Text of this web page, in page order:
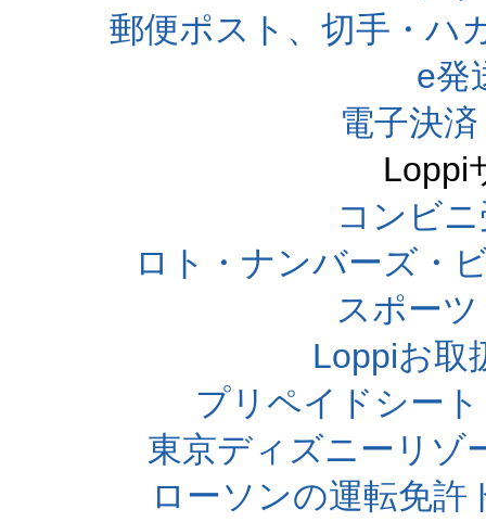
郵便ポスト、切手・ハ
e発
電子決
Loppi
コンビ
ロト・ナンバーズ・
スポー
Loppiお取
プリペイドシー
東京ディズニーリゾ
ローソンの運転免